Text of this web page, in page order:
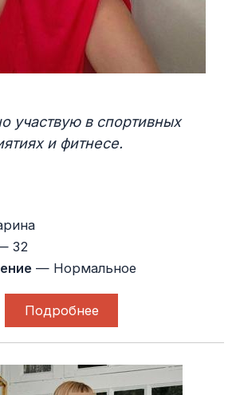
участвую в спортивных
и фитнесе.
32
— Нормальное
Подробнее